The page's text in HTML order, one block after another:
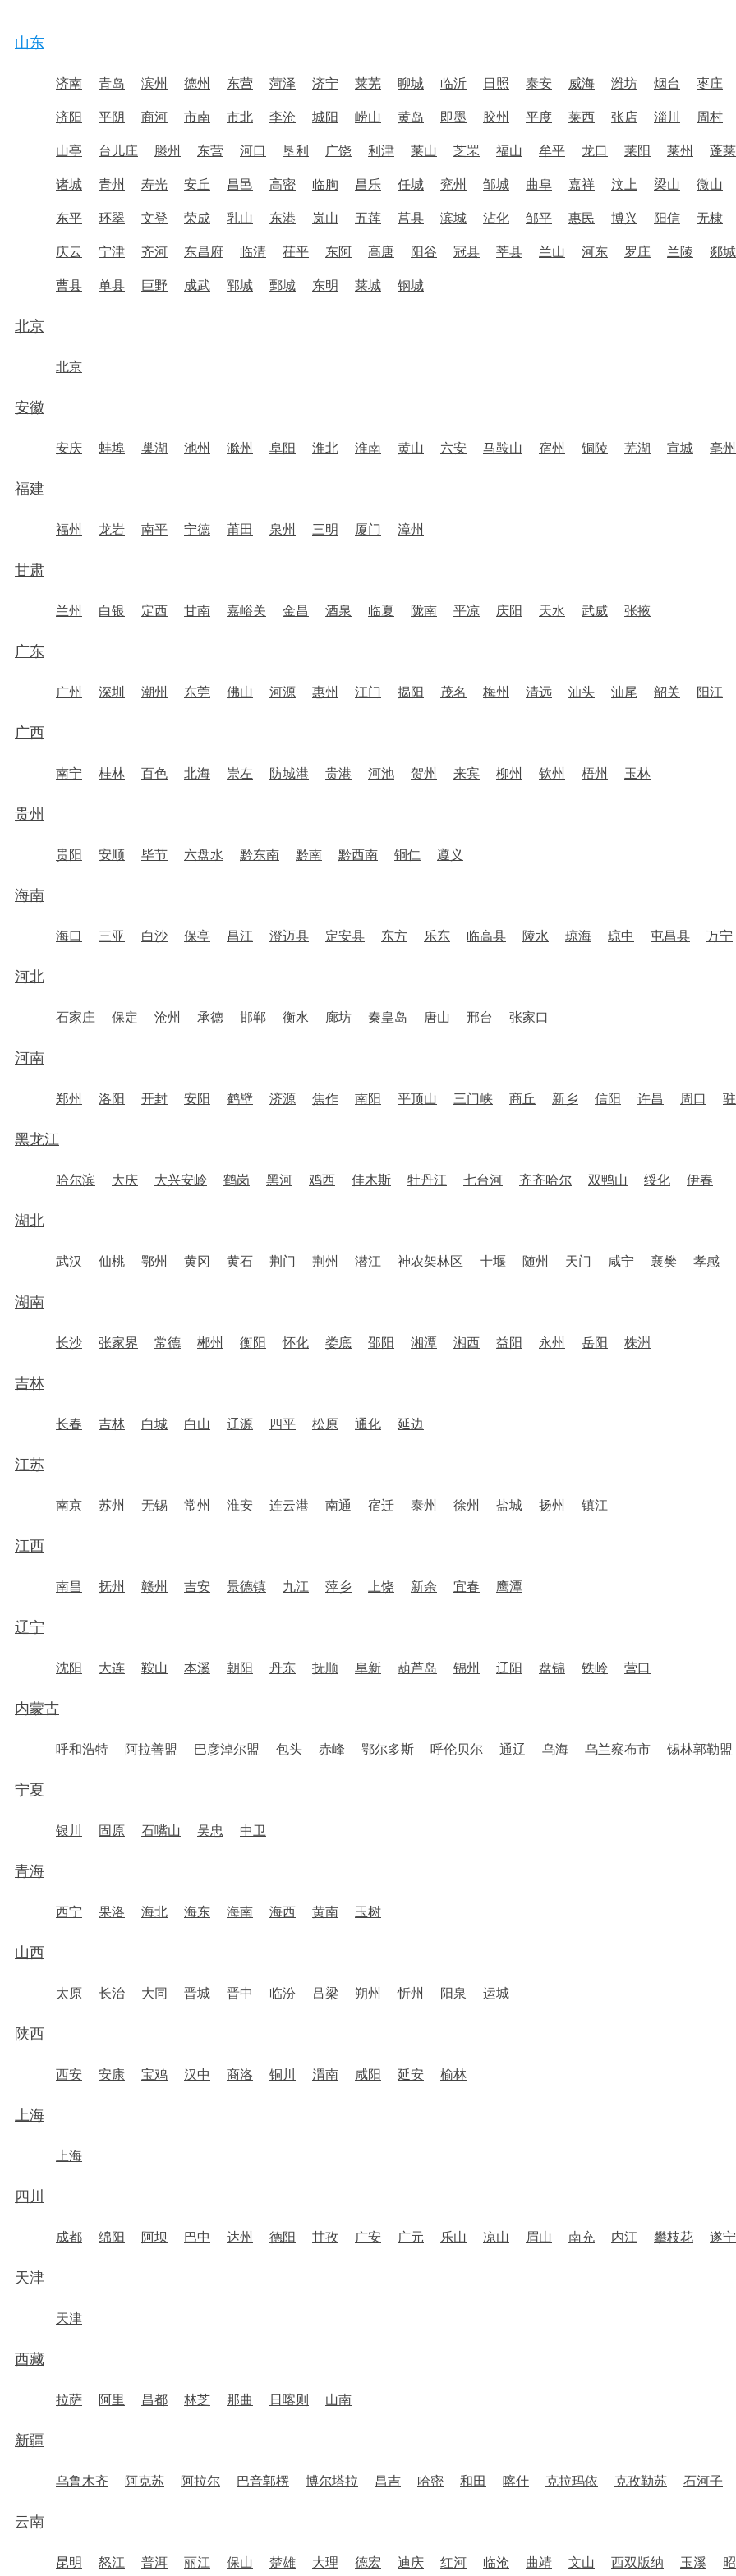
山东
济南 青岛 滨州 德州 东营 菏泽 济宁 莱芜 聊城 临沂 日照 泰安 威海 潍坊 烟台 枣庄
济阳 平阴 商河 市南 市北 李沧 城阳 崂山 黄岛 即墨 胶州 平度 莱西 张店 淄川 周村
山亭 台儿庄 滕州 东营 河口 垦利 广饶 利津 莱山 芝罘 福山 牟平 龙口 莱阳 莱州 蓬莱
诸城 青州 寿光 安丘 昌邑 高密 临朐 昌乐 任城 兖州 邹城 曲阜 嘉祥 汶上 梁山 微山
东平 环翠 文登 荣成 乳山 东港 岚山 五莲 莒县 滨城 沾化 邹平 惠民 博兴 阳信 无棣
庆云 宁津 齐河 东昌府 临清 茌平 东阿 高唐 阳谷 冠县 莘县 兰山 河东 罗庄 兰陵 郯城
曹县 单县 巨野 成武 郓城 鄄城 东明 莱城 钢城
北京
北京
安徽
安庆 蚌埠 巢湖 池州 滁州 阜阳 淮北 淮南 黄山 六安 马鞍山 宿州 铜陵 芜湖 宣城 亳州
福建
福州 龙岩 南平 宁德 莆田 泉州 三明 厦门 漳州
甘肃
兰州 白银 定西 甘南 嘉峪关 金昌 酒泉 临夏 陇南 平凉 庆阳 天水 武威 张掖
广东
广州 深圳 潮州 东莞 佛山 河源 惠州 江门 揭阳 茂名 梅州 清远 汕头 汕尾 韶关 阳江
广西
南宁 桂林 百色 北海 崇左 防城港 贵港 河池 贺州 来宾 柳州 钦州 梧州 玉林
贵州
贵阳 安顺 毕节 六盘水 黔东南 黔南 黔西南 铜仁 遵义
海南
海口 三亚 白沙 保亭 昌江 澄迈县 定安县 东方 乐东 临高县 陵水 琼海 琼中 屯昌县 万宁
河北
石家庄 保定 沧州 承德 邯郸 衡水 廊坊 秦皇岛 唐山 邢台 张家口
河南
郑州 洛阳 开封 安阳 鹤壁 济源 焦作 南阳 平顶山 三门峡 商丘 新乡 信阳 许昌 周口
黑龙江
哈尔滨 大庆 大兴安岭 鹤岗 黑河 鸡西 佳木斯 牡丹江 七台河 齐齐哈尔 双鸭山 绥化 伊春
湖北
武汉 仙桃 鄂州 黄冈 黄石 荆门 荆州 潜江 神农架林区 十堰 随州 天门 咸宁 襄樊 孝感
湖南
长沙 张家界 常德 郴州 衡阳 怀化 娄底 邵阳 湘潭 湘西 益阳 永州 岳阳 株洲
吉林
长春 吉林 白城 白山 辽源 四平 松原 通化 延边
江苏
南京 苏州 无锡 常州 淮安 连云港 南通 宿迁 泰州 徐州 盐城 扬州 镇江
江西
南昌 抚州 赣州 吉安 景德镇 九江 萍乡 上饶 新余 宜春 鹰潭
辽宁
沈阳 大连 鞍山 本溪 朝阳 丹东 抚顺 阜新 葫芦岛 锦州 辽阳 盘锦 铁岭 营口
内蒙古
呼和浩特 阿拉善盟 巴彦淖尔盟 包头 赤峰 鄂尔多斯 呼伦贝尔 通辽 乌海 乌兰察布市 锡林郭勒盟
宁夏
银川 固原 石嘴山 吴忠 中卫
青海
西宁 果洛 海北 海东 海南 海西 黄南 玉树
山西
太原 长治 大同 晋城 晋中 临汾 吕梁 朔州 忻州 阳泉 运城
陕西
西安 安康 宝鸡 汉中 商洛 铜川 渭南 咸阳 延安 榆林
上海
上海
四川
成都 绵阳 阿坝 巴中 达州 德阳 甘孜 广安 广元 乐山 凉山 眉山 南充 内江 攀枝花 遂宁
天津
天津
西藏
拉萨 阿里 昌都 林芝 那曲 日喀则 山南
新疆
乌鲁木齐 阿克苏 阿拉尔 巴音郭楞 博尔塔拉 昌吉 哈密 和田 喀什 克拉玛依 克孜勒苏 石河子
云南
昆明 怒江 普洱 丽江 保山 楚雄 大理 德宏 迪庆 红河 临沧 曲靖 文山 西双版纳 玉溪